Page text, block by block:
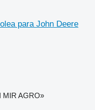
para John Deere
MIR AGRO»